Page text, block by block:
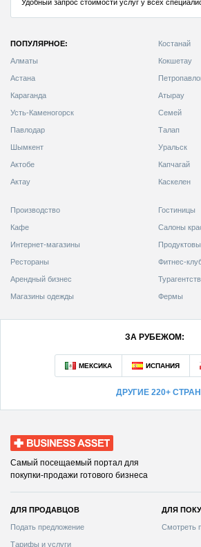
ПОПУЛЯРНОЕ:
Алматы
Астана
Караганда
Усть-Каменогорск
Павлодар
Шымкент
Актобе
Актау
Костанай
Кокшетау
Атырау
Семей
Талап
Уральск
Капчагай
Каскелен
Производство
Кафе
Интернет-магазины
Рестораны
Арендный бизнес
Магазины одежды
Гостиницы
Салоны
Фитнес-
Фермы
ЗА РУБЕЖОМ:
ДРУГИЕ 220+ СТРАН
Business Asset
Самый посещаемый портал для
покупки-продажи готового бизнеса
ДЛЯ ПРОДАВЦОВ
Тарифы и услуги
ДЛЯ
Смотреть